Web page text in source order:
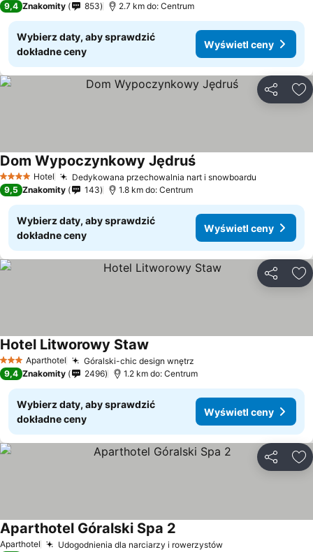
9,4 Znakomity 853 2.7 km do: Centrum
Wybierz daty, aby sprawdzić
dokładne ceny
Wyświetl ceny
4 KategoriaHotel Dedykowana przechowalnia nart i snowboardu
Dom Wypoczynkowy Jędruś
9,5 Znakomity 143 1.8 km do: Centrum
Wybierz daty, aby sprawdzić
dokładne ceny
Wyświetl ceny
3 KategoriaAparthotel Góralski-chic design wnętrz
Hotel Litworowy Staw
9,4 Znakomity 2496 1.2 km do: Centrum
Wybierz daty, aby sprawdzić
dokładne ceny
Wyświetl ceny
Aparthotel Udogodnienia dla narciarzy i rowerzystów
Aparthotel Góralski Spa 2